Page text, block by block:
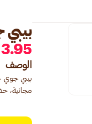
بيبي
الوصف
مجانية،